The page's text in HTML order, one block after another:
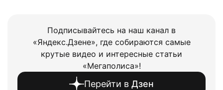
Подписывайтесь на наш канал в
«Яндекс.Дзене», где собираются самые
крутые видео и интересные статьи
«Мегаполиса»!
Перейти в Дзен